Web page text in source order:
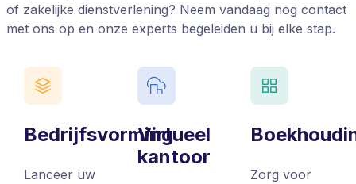
of zakelijke dienstverlening? Neem vandaag nog contact
met ons op en onze experts begeleiden u bij elke stap.
Bedrijfsvorming
Lanceer uw
Virtueel
kantoor
Zorg voor